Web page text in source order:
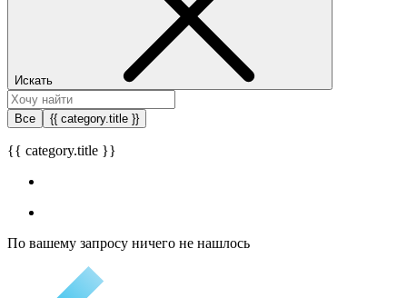
Искать
Все {{ category.title }}
{{ category.title }}
По вашему запросу ничего не нашлось